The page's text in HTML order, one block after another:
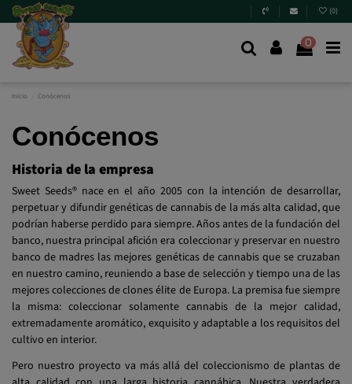
(0)
0
Inicio Conócenos
Conócenos
Historia de la empresa
Sweet Seeds® nace en el año 2005 con la intención de desarrollar,
perpetuar y difundir genéticas de cannabis de la más alta calidad, que
podrían haberse perdido para siempre. Años antes de la fundación del
banco, nuestra principal afición era coleccionar y preservar en nuestro
banco de madres las mejores genéticas de cannabis que se cruzaban
en nuestro camino, reuniendo a base de selección y tiempo una de las
mejores colecciones de clones élite de Europa. La premisa fue siempre
la misma: coleccionar solamente cannabis de la mejor calidad,
extremadamente aromático, exquisito y adaptable a los requisitos del
cultivo en interior.
Pero nuestro proyecto va más allá del coleccionismo de plantas de